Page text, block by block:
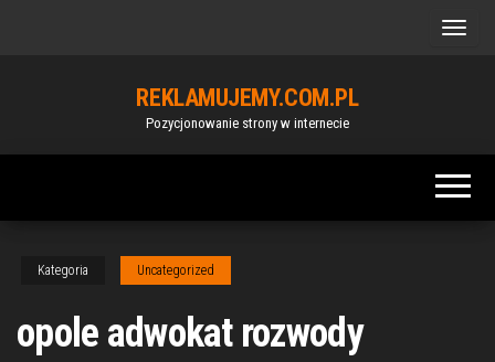
REKLAMUJEMY.COM.PL
Pozycjonowanie strony w internecie
Kategoria Uncategorized
opole adwokat rozwody